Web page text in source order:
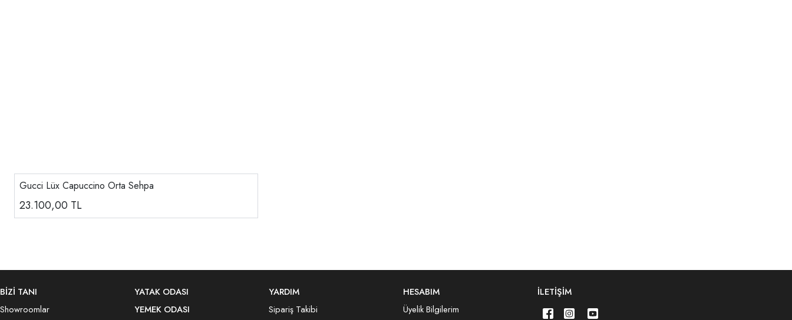
Gucci Lüx Capuccino Orta Sehpa
23.100,00 TL
BİZİ TANI
Showroomlar
YATAK ODASI
YEMEK ODASI
YARDIM
Sipariş Takibi
HESABIM
Üyelik Bilgilerim
İLETIŞIM